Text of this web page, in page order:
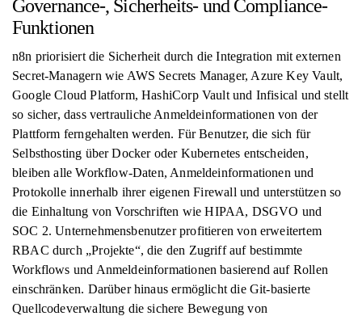
Governance-, Sicherheits- und Compliance-
Funktionen
n8n priorisiert die Sicherheit durch die Integration mit externen
Secret-Managern wie AWS Secrets Manager, Azure Key Vault,
Google Cloud Platform, HashiCorp Vault und Infisical und stellt
so sicher, dass vertrauliche Anmeldeinformationen von der
Plattform ferngehalten werden. Für Benutzer, die sich für
Selbsthosting über Docker oder Kubernetes entscheiden,
bleiben alle Workflow-Daten, Anmeldeinformationen und
Protokolle innerhalb ihrer eigenen Firewall und unterstützen so
die Einhaltung von Vorschriften wie HIPAA, DSGVO und
SOC 2. Unternehmensbenutzer profitieren von erweitertem
RBAC durch „Projekte“, die den Zugriff auf bestimmte
Workflows und Anmeldeinformationen basierend auf Rollen
einschränken. Darüber hinaus ermöglicht die Git-basierte
Quellcodeverwaltung die sichere Bewegung von